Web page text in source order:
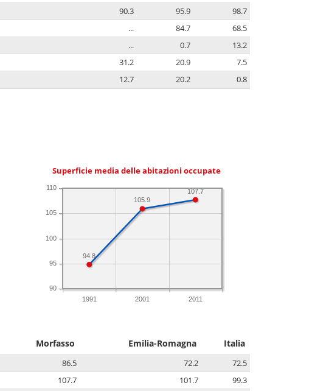
90.3 95.9
98.7
... 84.7
68.5
... 0.7
13.2
31.2 20.9
7.5
12.7 20.2 0.8
Superficie media delle abitazioni occupate
1991 2001 2011
90
95
100
105
110
107.7
105.9
94.8
Morfasso Emilia-Romagna Italia
86.5 72.2
72.5
107.7 101.7
99.3